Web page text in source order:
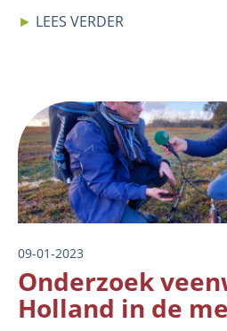
► LEES VERDER
Image
09-01-2023
Onderzoek
Holland in de